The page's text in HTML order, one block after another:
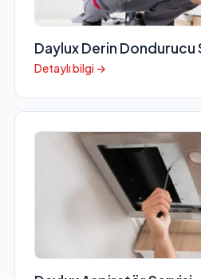
Daylux Derin Dondurucu
Detaylı bilgi →